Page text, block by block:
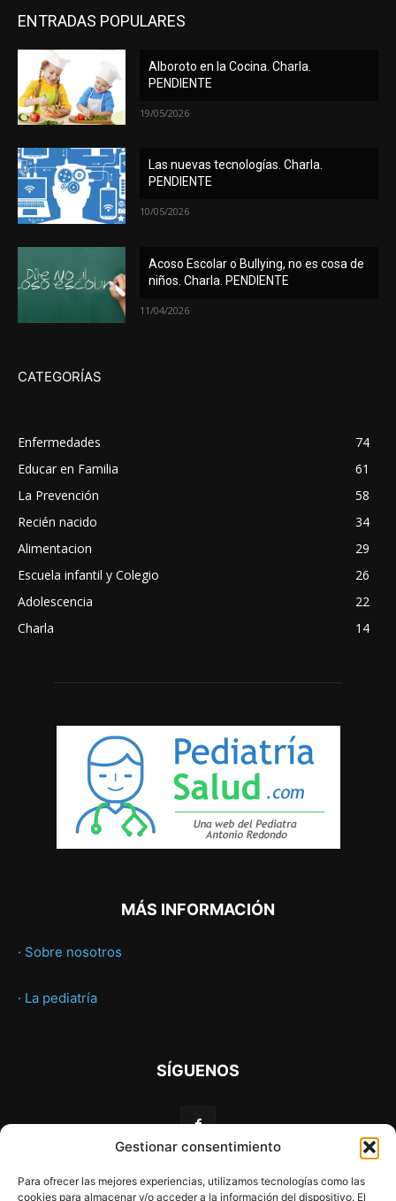
Gestionar consentimiento
Para ofrecer las mejores experiencias, utilizamos tecnologías como las
cookies para almacenar y/o acceder a la información del dispositivo. El
ENTRADAS POPULARES
Alboroto en la Cocina. Charla.
PENDIENTE
19/05/2026
Las nuevas tecnologías. Charla.
PENDIENTE
10/05/2026
Acoso Escolar o Bullying, no es cosa de
niños. Charla. PENDIENTE
11/04/2026
CATEGORÍAS
Enfermedades
74
Educar en Familia
61
La Prevención
58
Recién nacido
34
Alimentacion
29
Escuela infantil y Colegio
26
Adolescencia
22
Charla
14
MÁS INFORMACIÓN
· Sobre nosotros
· La pediatría
SÍGUENOS